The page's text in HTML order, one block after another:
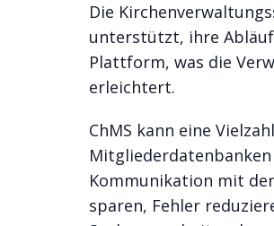
Die
unterstützt, ihre
Plattform, was die
erleichtert.
ChMS kann eine
Kommunikation mit
sparen, Fehler